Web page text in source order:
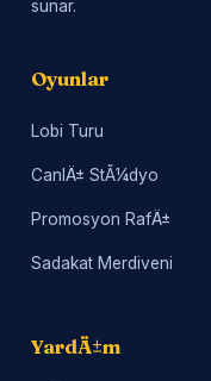
sunar.
Oyunlar
Lobi Turu
CanlÄ± StÃ¼dyo
Promosyon RafÄ±
Sadakat Merdiveni
YardÄ±m